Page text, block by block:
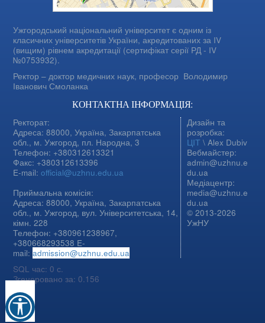
Ужгородський національний університет є одним із
класичних університетів України, акредитованих за IV
(вищим) рівнем акредитації (сертифікат серії РД - IV
№0753932).
Ректор – доктор медичних наук, професор Володимир
Іванович Смоланка
КОНТАКТНА ІНФОРМАЦІЯ:
Ректорат:
Адреса: 88000, Україна, Закарпатська
обл., м. Ужгород, пл. Народна, 3
Телефон: +380312613321
Факс: +380312613396
E-mail:official@uzhnu.edu.ua
Приймальна комісія:
Адреса: 88000, Україна, Закарпатська
обл., м. Ужгород, вул. Університетська, 14,
кімн. 228
Телефон: +380961238967,
+380668293538 E-
mail:admission@uzhnu.edu.ua
Дизайн та
розробка:
ЦІТ \ Alex Dubiv
Вебмайстер:
admin@uzhnu.e
du.ua
Медіацентр:
media@uzhnu.e
du.ua
© 2013-2026
УжНУ
SQL час: 0 с.
Згенеровано за: 0.156